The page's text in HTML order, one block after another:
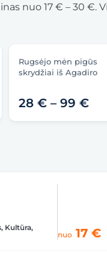
nuo 17 € – 30
Rugsėjo mėn pigūs
skrydžiai iš Agadiro
28 € – 99 €
, Kultūra,
nuo 17 €